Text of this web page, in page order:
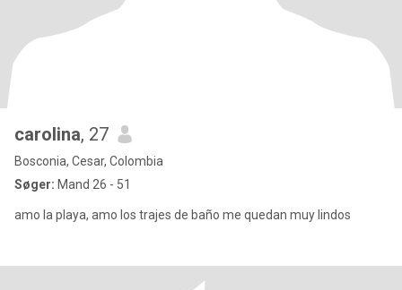
carolina, 27
Bosconia, Cesar, Colombia
Søger: Mand 26 - 51
amo la playa, amo los trajes de baño me quedan muy lindos